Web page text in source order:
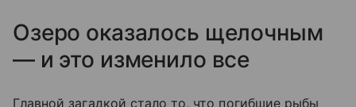
Озеро оказалось щелочным
— и это изменило все
Главной загадкой стало то, что погибшие рыбы